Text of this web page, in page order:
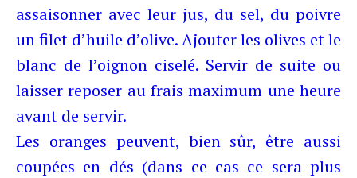
assaisonner avec leur jus, du sel, du poivre
un filet d’huile d’olive. Ajouter les olives et le
blanc de l’oignon ciselé. Servir de suite ou
laisser reposer au frais maximum une heure
avant de servir.
Les oranges peuvent, bien sûr, être aussi
coupées en dés (dans ce cas ce sera plus